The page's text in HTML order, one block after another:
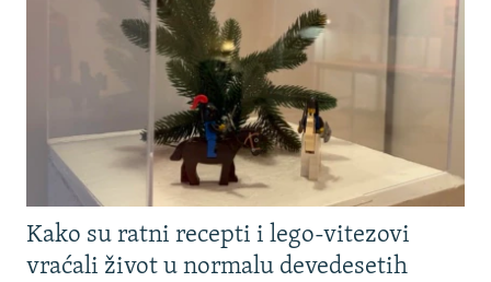
Kako su ratni recepti i lego-vitezovi
vraćali život u normalu devedesetih